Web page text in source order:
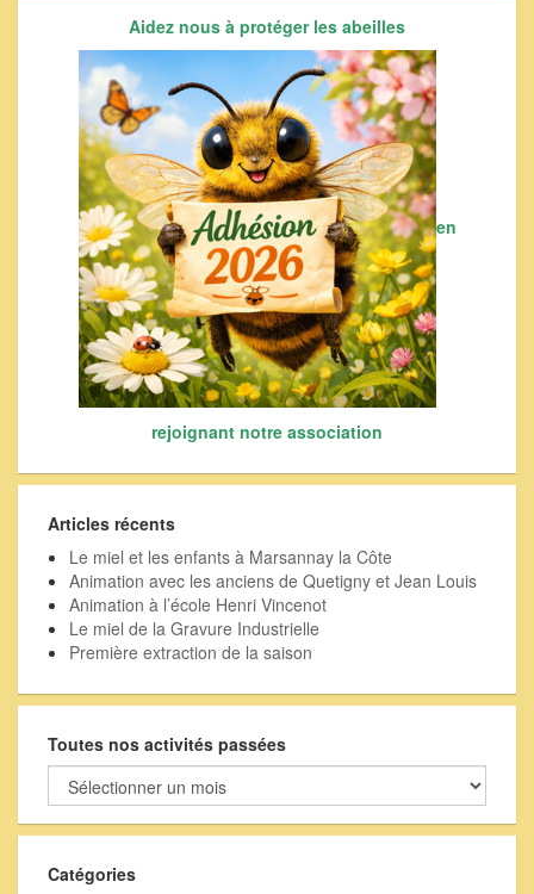
Aidez nous à protéger les abeilles
en
rejoignant notre association
Articles récents
Le miel et les enfants à Marsannay la Côte
Animation avec les anciens de Quetigny et Jean Louis
Animation à l’école Henri Vincenot
Le miel de la Gravure Industrielle
Première extraction de la saison
Toutes nos activités passées
Toutes
nos
activités
Catégories